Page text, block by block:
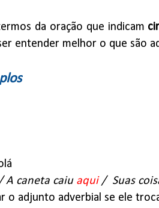
da oração que indicam
entender melhor o que são
caneta caiu aqui/ Suas
o adjunto adverbial se ele